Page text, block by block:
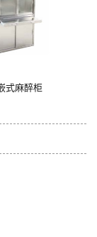
式麻醉柜